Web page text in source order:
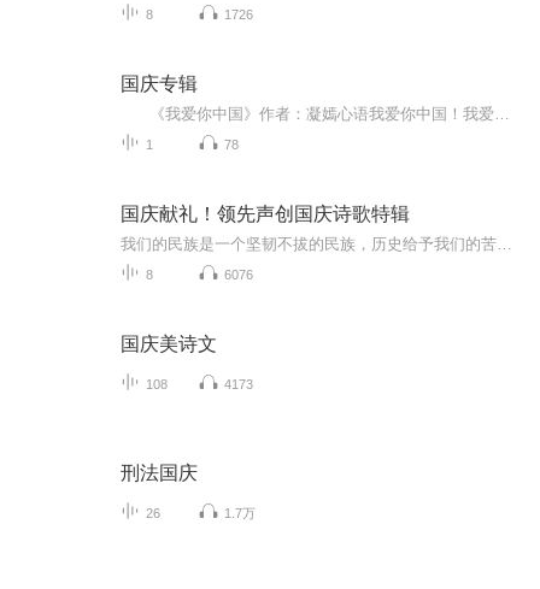
8 1726
国庆专辑
1 78
国庆献礼！领先声创国庆诗歌特辑
8 6076
国庆美诗文
108 4173
刑法国庆
26 1.7万